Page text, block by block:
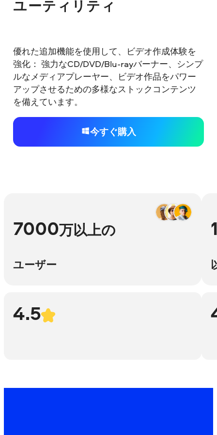
ユーティリティ
優れた追加機能を使用して、ビデオ作成体験を
強化： 強力なCD/DVD/Blu-rayバーナー、シンプ
ルなメディアプレーヤー、ビデオ作品をパワー
アップさせるための多様なストックコンテンツ
を備えています。
今すぐ購入
7000万以上の
ユーザー
4.5